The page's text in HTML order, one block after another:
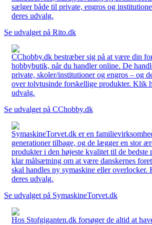
sælger både til private, engros og
deres udvalg.
Se udvalget på Rito.dk
CChobby.dk bestræber sig på at være din
hobbybutik, når du handler online. De
private, skoler/institutioner og engros – og
over tolvtusinde forskellige produkter. Klik
udvalg.
Se udvalget på CChobby.dk
SymaskineTorvet.dk er en
generationer tilbage, og de lægger en stor
produkter i den højeste kvalitet til de bedste
klar målsætning om at være danskernes
skal handles ny symaskine eller overlocker.
deres udvalg.
Se udvalget på SymaskineTorvet.dk
Hos Stofgiganten.dk forsøger de altid at